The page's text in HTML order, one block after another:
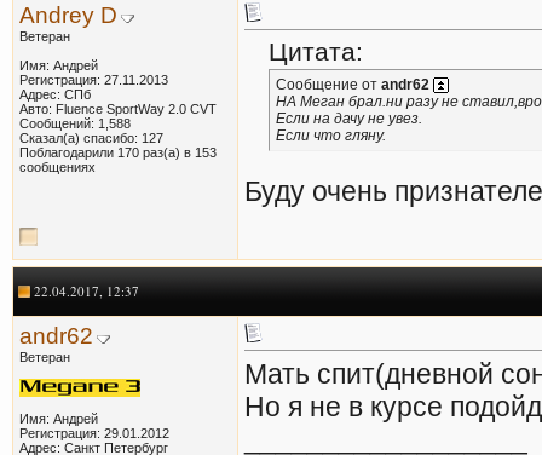
Andrey D
Ветеран
Имя: Андрей
Регистрация: 27.11.2013
Адрес: СПб
Авто: Fluence SportWay 2.0 CVT
Сообщений: 1,588
Сказал(а) спасибо: 127
Поблагодарили 170 раз(а) в 153
сообщениях
Цитата:
Сообщение от andr62
НА Меган брал.ни разу не
Если на дачу не увез.
Если что гляну.
Буду очень
22.04.2017, 12:37
andr62
Ветеран
Имя: Андрей
Регистрация: 29.01.2012
Адрес: Санкт Петербург
Мать спит(дневной
Но я не в курсе